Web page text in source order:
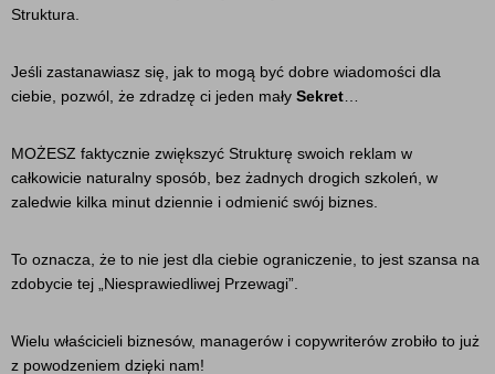
Struktura.
Jeśli zastanawiasz się, jak to mogą być dobre wiadomości dla
ciebie, pozwól, że zdradzę ci jeden mały Sekret
MOŻESZ faktycznie zwiększyć Strukturę swoich reklam w
całkowicie naturalny sposób, bez żadnych drogich szkoleń, w
zaledwie kilka minut dziennie i odmienić swój biznes.
To oznacza, że to nie jest dla ciebie ograniczenie, to jest szansa na
zdobycie tej „Niesprawiedliwej Przewagi”.
Wielu właścicieli biznesów, managerów i copywriterów zrobiło to już
z powodzeniem dzięki nam!